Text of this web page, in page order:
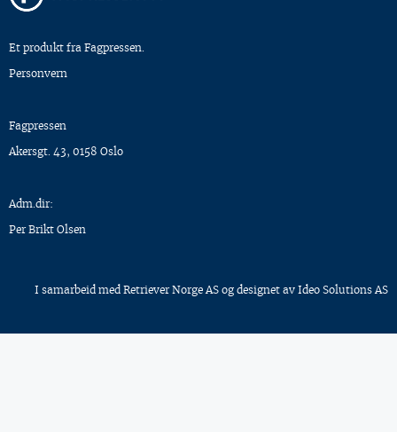
Et produkt fra Fagpressen.
Personvern
Fagpressen
Akersgt. 43, 0158 Oslo
Adm.dir:
Per Brikt Olsen
I samarbeid med Retriever Norge AS og designet av Ideo Solutions AS